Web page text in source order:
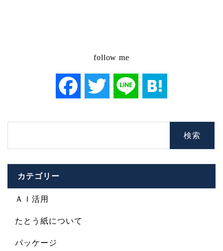
follow me
Facebook Twitter Line
カテゴリー
ＡＩ活用
たとう紙について
パッケージ